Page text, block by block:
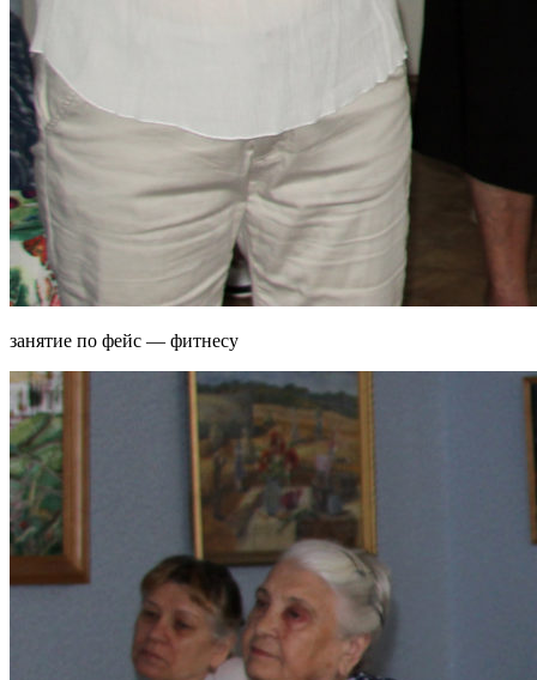
занятие по фейс — фитнесу